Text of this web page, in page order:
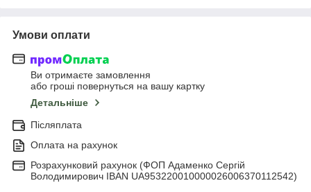
Умови оплати
Ви отримаєте замовлення
або гроші повернуться на вашу картку
Детальніше
Післяплата
Оплата на рахунок
Розрахунковий рахунок (ФОП Адаменко Сергій
Володимирович IBAN UA953220010000026006370112542)